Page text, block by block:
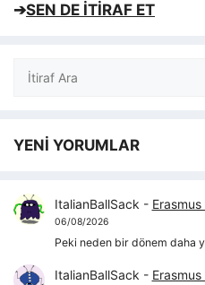
➔SEN DE İTİRAF ET
Ara
YENİ YORUMLAR
ItalianBallSack -
06/08/2026
Peki neden bir dönem daha
ItalianBallSack -